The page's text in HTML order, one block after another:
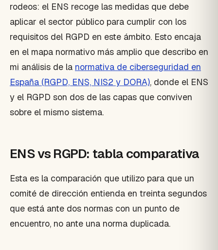
rodeos: el ENS recoge las medidas que debe
aplicar el sector público para cumplir con los
requisitos del RGPD en este ámbito. Esto encaja
en el mapa normativo más amplio que describo en
mi análisis de la normativa de ciberseguridad en
España (RGPD, ENS, NIS2 y DORA), donde el ENS
y el RGPD son dos de las capas que conviven
sobre el mismo sistema.
ENS vs RGPD: tabla comparativa
Esta es la comparación que utilizo para que un
comité de dirección entienda en treinta segundos
que está ante dos normas con un punto de
encuentro, no ante una norma duplicada.